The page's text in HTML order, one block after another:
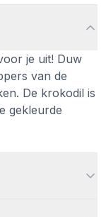
je uit! Duw
van de
De krokodil is
gekleurde